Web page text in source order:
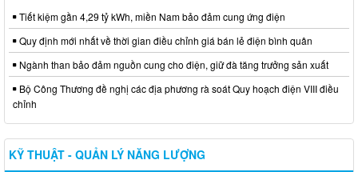
Tiết kiệm gần 4,29 tỷ kWh, miền Nam bảo đảm cung ứng điện
Quy định mới nhất về thời gian điều chỉnh giá bán lẻ điện bình quân
Ngành than bảo đảm nguồn cung cho điện, giữ đà tăng trưởng sản xuất
Bộ Công Thương đề nghị các địa phương rà soát Quy hoạch điện VIII điều
chỉnh
KỸ THUẬT - QUẢN LÝ NĂNG LƯỢNG